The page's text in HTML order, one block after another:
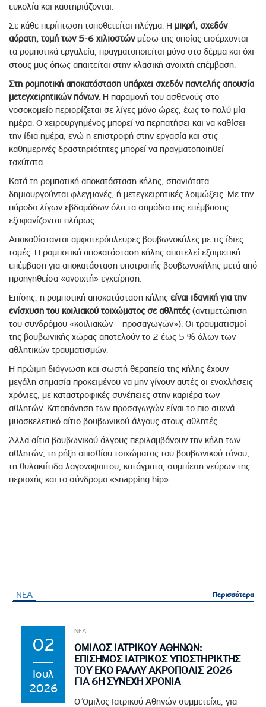
ευκολία και καυτηριάζονται.
Σε κάθε περίπτωση τοποθετείται πλέγμα. Η μικρή, σχεδόν
αόρατη, τομή των 5-6 χιλιοστώνμέσω της οποίας εισέρχονται
τα ρομποτικά εργαλεία, πραγματοποιείται μόνο στο δέρμα και όχι
στους μυς όπως απαιτείται στην κλασική ανοιχτή επέμβαση.
Στη ρομποτική αποκατάσταση υπάρχει σχεδόν παντελής απουσία
μετεγχειρητικών πόνων.Η παραμονή του ασθενούς στο
νοσοκομείο περιορίζεται σε λίγες μόνο ώρες, έως το πολύ μία
ημέρα. Ο χειρουργημένος μπορεί να περπατήσει και να καθίσει
την ίδια ημέρα, ενώ η επιστροφή στην εργασία και στις
καθημερινές δραστηριότητες μπορεί να πραγματοποιηθεί
ταχύτατα.
Kατά τη ρομποτική αποκατάσταση κήλης, σπανιότατα
δημιουργούνται φλεγμονές, ή μετεγχειρητικές λοιμώξεις. Με την
πάροδο λίγων εβδομάδων όλα τα σημάδια της επέμβασης
εξαφανίζονται πλήρως.
Αποκαθίστανται αμφοτερόπλευρες βουβωνοκήλες με τις ίδιες
τομές. Η ρομποτική αποκατάσταση κήλης αποτελεί εξαιρετική
επέμβαση για αποκατάσταση υποτροπής βουβωνοκήλης μετά από
προηγηθείσα «ανοιχτή» εγχείρηση.
Επίσης, η ρομποτική αποκατάσταση κήλης είναι ιδανική για την
ενίσχυση του κοιλιακού τοιχώματος σε αθλητές(αντιμετώπιση
του συνδρόμου «κοιλιακών – προσαγωγών»). Οι τραυματισμοί
της βουβωνικής χώρας αποτελούν το 2 έως 5 % όλων των
αθλητικών τραυματισμών.
Η πρώιμη διάγνωση και σωστή θεραπεία της κήλης έχουν
μεγάλη σημασία προκειμένου να μην γίνουν αυτές οι ενοχλήσεις
χρόνιες, με καταστροφικές συνέπειες στην καριέρα των
αθλητών. Καταπόνηση των προσαγωγών είναι το πιο συχνά
μυοσκελετικό αίτιο βουβωνικού άλγους στους αθλητές.
Άλλα αίτια βουβωνικού άλγους περιλαμβάνουν την κήλη των
αθλητών, τη ρήξη οπισθίου τοιχώματος του βουβωνικού τόνου,
τη θυλακιίτιδα λαγονοψοϊτου, κατάγματα, συμπίεση νεύρων της
περιοχής και το σύνδρομο «snapping hip».
ΝΕΑ Περισσότερα
Περισσότερα
02
Ιουλ
2026
ΝΕΑ
ΟΜΙΛΟΣ ΙΑΤΡΙΚΟΥ ΑΘΗΝΩΝ:
ΕΠΙΣΗΜΟΣ ΙΑΤΡΙΚΟΣ ΥΠΟΣΤΗΡΙΚΤΗΣ
ΤΟΥ EKO ΡΑΛΛΥ ΑΚΡΟΠΟΛΙΣ 2026
ΓΙΑ 6Η ΣΥΝΕΧΗ ΧΡΟΝΙΑ
Ο Όμιλος Ιατρικού Αθηνών συμμετείχε, για